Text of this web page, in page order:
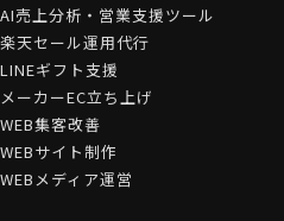
AI売上分析・営業支援ツール
楽天セール運用代行
LINEギフト支援
メーカーEC立ち上げ
WEB集客改善
WEBサイト制作
WEBメディア運営